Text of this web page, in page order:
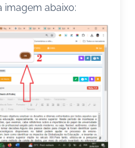
imagem abaixo: